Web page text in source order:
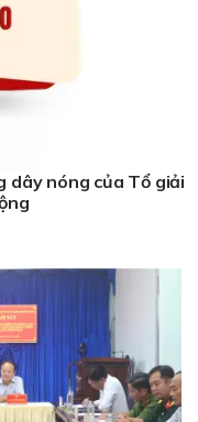
dây nóng của Tổ giải